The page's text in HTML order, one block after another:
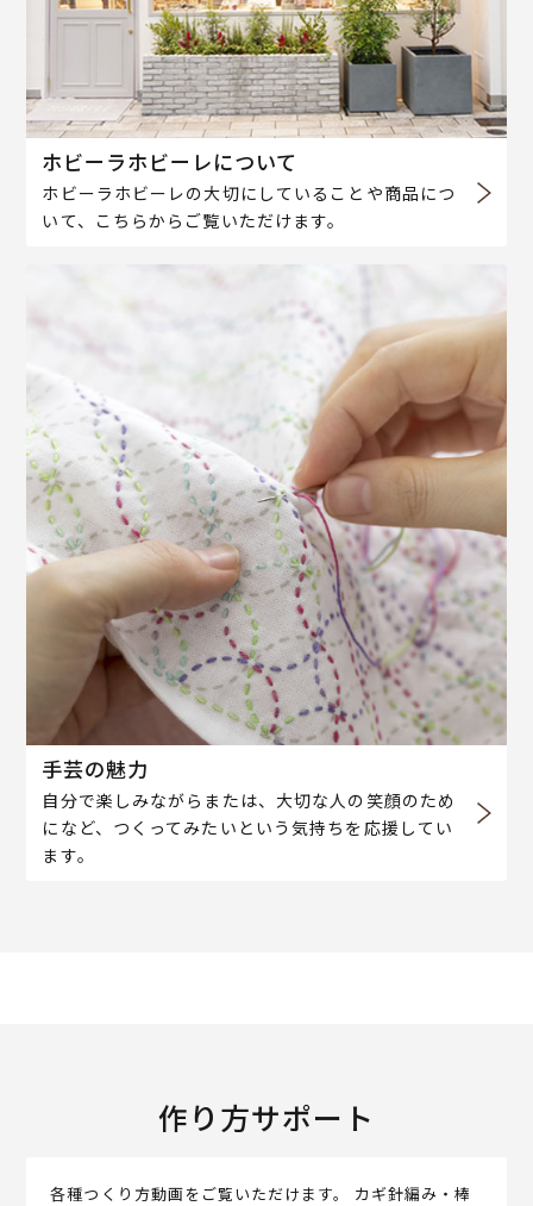
ホビーラホビーレについて
ホビーラホビーレの大切にしていることや商品につ
いて、こちらからご覧いただけます。
手芸の魅力
自分で楽しみながらまたは、大切な人の笑顔のため
になど、つくってみたいという気持ちを応援してい
ます。
作り方サポート
各種つくり方動画をご覧いただけます。 カギ針編み・棒